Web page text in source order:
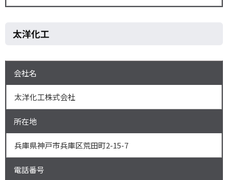
太洋化工
会社名
太洋化工株式会社
所在地
兵庫県神戸市兵庫区荒田町2-15-7
電話番号